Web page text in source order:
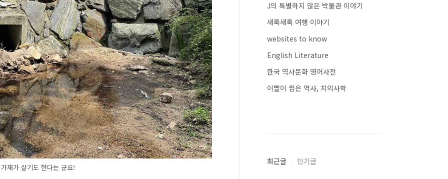
재가 살기도 한다는 군요!
J의 특별하지 않은 박물관 이야기
새록새록 여행 이야기
websites to know
English Literature
한국 역사문화 영어사전
이빨이 씹은 역사, 치의사학
최근글 인기글